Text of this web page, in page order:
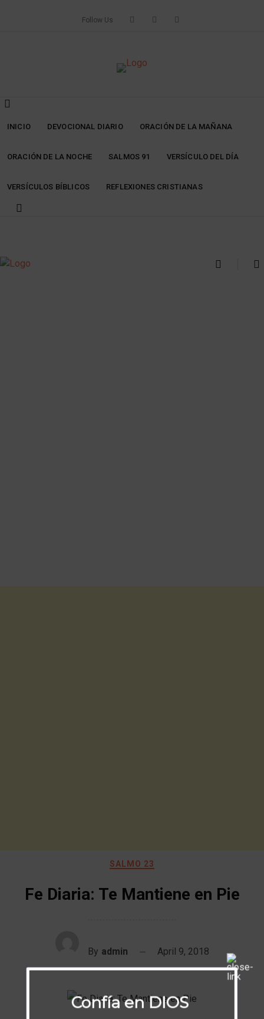
Follow Us
INICIO DEVOCIONAL DIARIO ORACIÓN DE LA MAÑANA
ORACIÓN DE LA NOCHE SALMOS 91 VERSÍCULO DEL DÍA
VERSÍCULOS BÍBLICOS REFLEXIONES CRISTIANAS
SALMO 23
Fe Diaria: Te Mantiene en Pie
By admin April 9, 2018
Confía en DIOS